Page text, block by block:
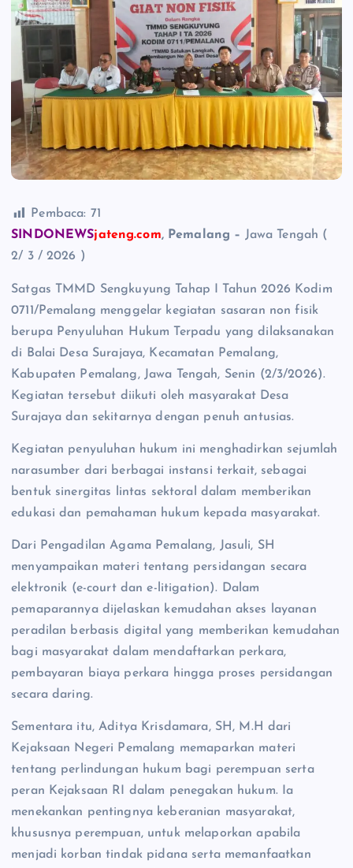
Pembaca: 71
SINDONEWSjateng.com, Pemalang – Jawa Tengah (
2/ 3 / 2026 )
Satgas TMMD Sengkuyung Tahap I Tahun 2026 Kodim
0711/Pemalang menggelar kegiatan sasaran non fisik
berupa Penyuluhan Hukum Terpadu yang dilaksanakan
di Balai Desa Surajaya, Kecamatan Pemalang,
Kabupaten Pemalang, Jawa Tengah, Senin (2/3/2026).
Kegiatan tersebut diikuti oleh masyarakat Desa
Surajaya dan sekitarnya dengan penuh antusias.
Kegiatan penyuluhan hukum ini menghadirkan sejumlah
narasumber dari berbagai instansi terkait, sebagai
bentuk sinergitas lintas sektoral dalam memberikan
edukasi dan pemahaman hukum kepada masyarakat.
Dari Pengadilan Agama Pemalang, Jasuli, SH
menyampaikan materi tentang persidangan secara
elektronik (e-court dan e-litigation). Dalam
pemaparannya dijelaskan kemudahan akses layanan
peradilan berbasis digital yang memberikan kemudahan
bagi masyarakat dalam mendaftarkan perkara,
pembayaran biaya perkara hingga proses persidangan
secara daring.
Sementara itu, Aditya Krisdamara, SH, M.H dari
Kejaksaan Negeri Pemalang memaparkan materi
tentang perlindungan hukum bagi perempuan serta
peran Kejaksaan RI dalam penegakan hukum. Ia
menekankan pentingnya keberanian masyarakat,
khususnya perempuan, untuk melaporkan apabila
menjadi korban tindak pidana serta memanfaatkan